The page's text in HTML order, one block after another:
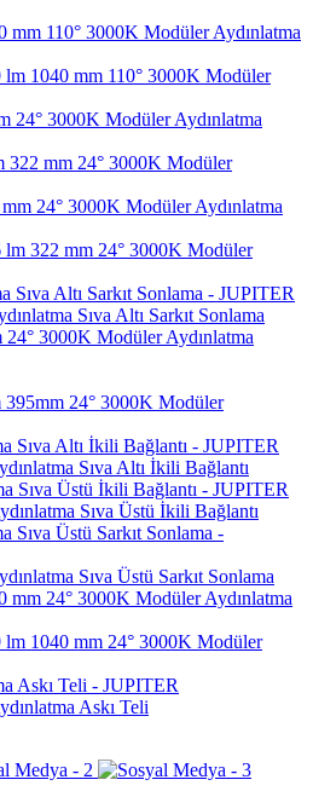
1040 mm 110° 3000K Modüler
322 mm 24° 3000K Modüler
322 mm 24° 3000K Modüler
Sıva Altı Sarkıt Sonlama
24° 3000K Modüler
Sıva Altı İkili Bağlantı
Sıva Üstü İkili Bağlantı
Sıva Üstü Sarkıt Sonlama
1040 mm 24° 3000K Modüler
Askı Teli